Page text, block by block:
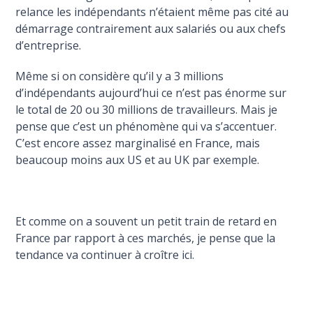
relance les indépendants n’étaient même pas cité au
démarrage contrairement aux salariés ou aux chefs
d’entreprise.
Même si on considère qu’il y a 3 millions
d’indépendants aujourd’hui ce n’est pas énorme sur
le total de 20 ou 30 millions de travailleurs. Mais je
pense que c’est un phénomène qui va s’accentuer.
C’est encore assez marginalisé en France, mais
beaucoup moins aux US et au UK par exemple.
Et comme on a souvent un petit train de retard en
France par rapport à ces marchés, je pense que la
tendance va continuer à croître ici.